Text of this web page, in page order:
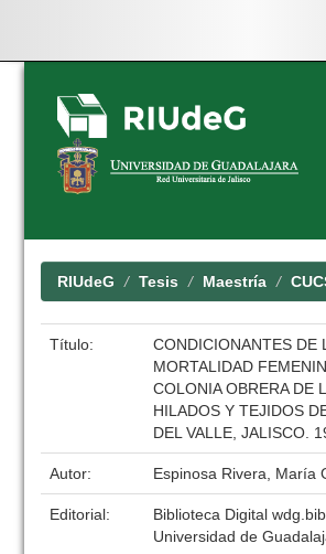
Skip
navigation
RIUdeG Tesis Maestría
Título:
CONDICIONANTES DE
MORTALIDAD
COLONIA OBRERA DE
HILADOS Y TEJIDOS
DEL VALLE, JALISCO.
Autor: Espinosa Rivera, María
Editorial:
Biblioteca Digital
Universidad de